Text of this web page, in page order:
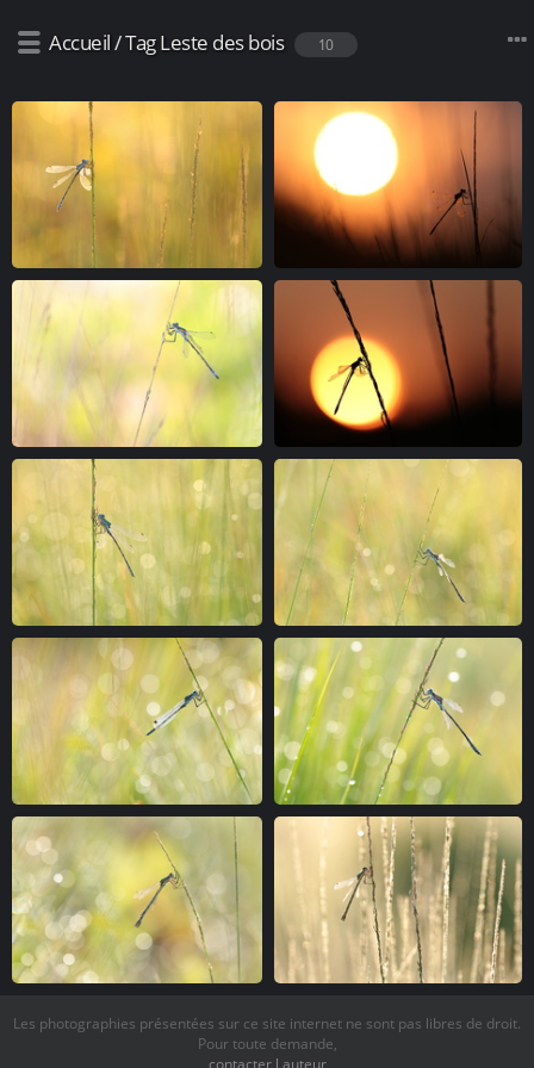
Accueil/TagLeste des bois 10
Les photographies présentées sur ce site internet ne sont pas libres de droit.
Pour toute demande,
contacter l auteur